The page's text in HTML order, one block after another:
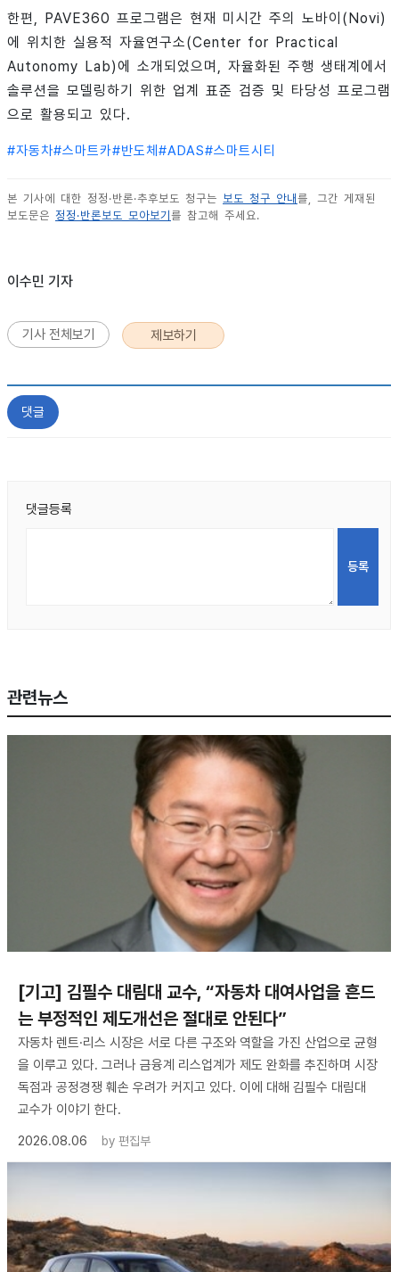
한편, PAVE360 프로그램은 현재 미시간 주의 노바이(Novi)
에 위치한 실용적 자율연구소(Center for Practical
Autonomy Lab)에 소개되었으며, 자율화된 주행 생태계에서
솔루션을 모델링하기 위한 업계 표준 검증 및 타당성 프로그램
으로 활용되고 있다.
#자동차#스마트카#반도체 #ADAS#스마트시티
본 기사에 대한 정정·반론·추후보도 청구는 보도 청구 안내 를, 그간 게재된
보도문은 정정·반론보도 모아보기 를 참고해 주세요.
이수민 기자
기사 전체보기 제보하기
댓글
댓글등록
관련뉴스
[기고] 김필수 대림대 교수, “자동차 대여사업을 흔드
는 부정적인 제도개선은 절대로 안된다”
자동차 렌트·리스 시장은 서로 다른 구조와 역할을 가진 산업으로 균형
을 이루고 있다. 그러나 금융계 리스업계가 제도 완화를 추진하며 시장
독점과 공정경쟁 훼손 우려가 커지고 있다. 이에 대해 김필수 대림대
교수가 이야기 한다.
2026.08.06
by 편집부